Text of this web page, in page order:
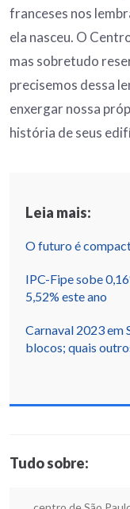
franceses nos
ela nasceu. O
mas sobretudo
precisemos dessa
enxergar nossa
história de seus
Leia mais:
O futuro é
IPC-Fipe sobe
5,52% este ano
Carnaval 2023 em
blocos; quais
Tudo sobre: